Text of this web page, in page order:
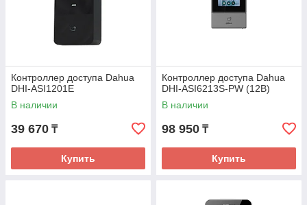
Контроллер доступа Dahua
DHI-ASI1201E
В наличии
39 670 ₸
Купить
Контроллер доступа Dahua
DHI-ASI6213S-PW (12В)
В наличии
98 950 ₸
Купить